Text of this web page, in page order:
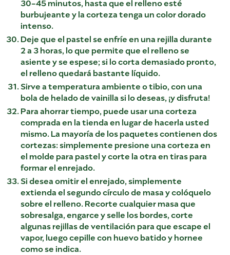
30-45 minutos, hasta que el relleno esté
burbujeante y la corteza tenga un color dorado
intenso.
Deje que el pastel se enfríe en una rejilla durante
2 a 3 horas, lo que permite que el relleno se
asiente y se espese; si lo corta demasiado pronto,
el relleno quedará bastante líquido.
Sirve a temperatura ambiente o tibio, con una
bola de helado de vainilla si lo deseas, ¡y disfruta!
Para ahorrar tiempo, puede usar una corteza
comprada en la tienda en lugar de hacerla usted
mismo. La mayoría de los paquetes contienen dos
cortezas: simplemente presione una corteza en
el molde para pastel y corte la otra en tiras para
formar el enrejado.
Si desea omitir el enrejado, simplemente
extienda el segundo círculo de masa y colóquelo
sobre el relleno. Recorte cualquier masa que
sobresalga, engarce y selle los bordes, corte
algunas rejillas de ventilación para que escape el
vapor, luego cepille con huevo batido y hornee
como se indica.